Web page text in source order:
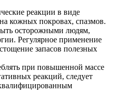
реакции в виде
кожных покровах, спазмов.
осторожными людям,
Регулярное применение
запасов полезных
при повышенной массе
реакций, следует